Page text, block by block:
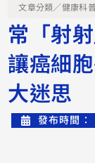
文章分類／健康科
常「射
讓癌細
大迷思
發布時間：